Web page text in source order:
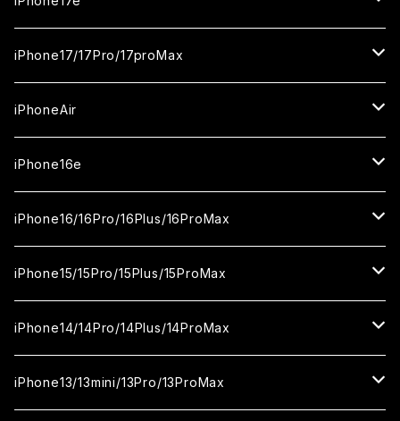
ガラスフィルム
セラミックフィルム
カメラ用フィルム
iPhone17/17Pro/17proMax
iPhone17
ガラスフィルム
セラミックフィルム
iPhone17Pro
ガラスフィルム
セラミックフィルム
iPhone17proMax
ガラスフィルム
セラミックフィルム
iPhoneAir
ガラスフィルム
セラミックフィルム
カメラ用フィルム
iPhone16e
ガラスフィルム
セラミックフィルム
カメラ用フィルム
iPhone16/16Pro/16Plus/16ProMax
iPhone16
ガラスフィルム
セラミックフィルム
iPhone16Pro
ガラスフィルム
iPhone16Plus
iPhone15/15Pro/15Plus/15ProMax
iPhone15
ガラスフィルム
iPhone15Pro
iPhone14/14Pro/14Plus/14ProMax
iPhone14
iPhone13/13mini/13Pro/13ProMax